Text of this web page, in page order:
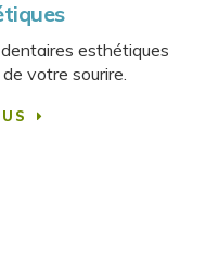
esthétiques
votre sourire.